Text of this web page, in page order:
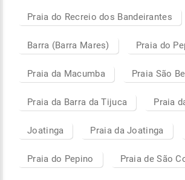
Praia do Recreio dos Bandeirantes
Barra (Barra Mares) Praia do
Praia da Macumba Praia São
Praia da Barra da Tijuca Praia
Joatinga Praia da Joatinga
Praia do Pepino Praia de São